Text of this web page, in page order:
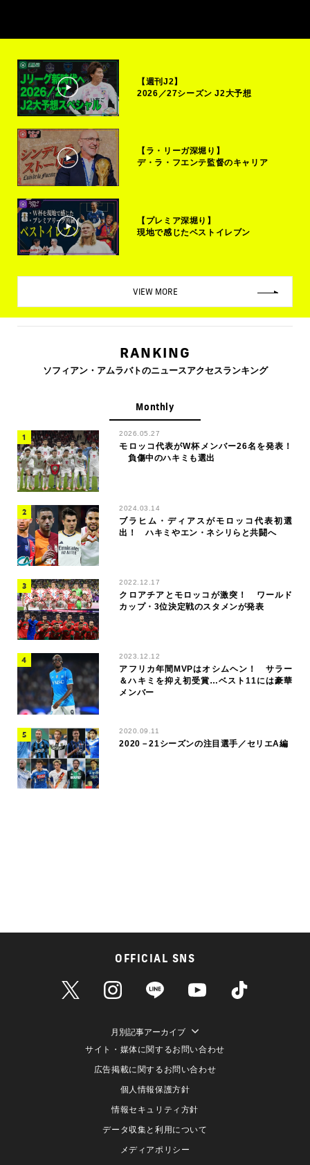
【週刊J2】
2026／27シーズン J2大予想
【ラ・リーガ深堀り】
デ・ラ・フエンテ監督のキャリア
【プレミア深堀り】
現地で感じたベストイレブン
VIEW MORE
RANKING
ソフィアン・アムラバトのニュースアクセスランキング
Monthly
2026.05.27
モロッコ代表がW杯メンバー26名を発表！
負傷中のハキミも選出
2024.03.14
ブラヒム・ディアスがモロッコ代表初選
出！ ハキミやエン・ネシリらと共闘へ
2022.12.17
クロアチアとモロッコが激突！ ワールド
カップ・3位決定戦のスタメンが発表
2023.12.12
アフリカ年間MVPはオシムヘン！ サラー
＆ハキミを抑え初受賞…ベスト11には豪華
メンバー
2020.09.11
2020－21シーズンの注目選手／セリエA編
OFFICIAL SNS
月別記事アーカイブ
サイト・媒体に関するお問い合わせ
広告掲載に関するお問い合わせ
個人情報保護方針
情報セキュリティ方針
データ収集と利用について
メディアポリシー